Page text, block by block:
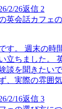
2/26返信 2
英会話カフェ
す。 週末の時
立ちました。
談を聞きたい
、実際の雰囲
2/16返信 3